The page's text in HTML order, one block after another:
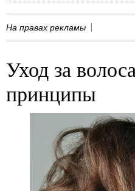
На правах рекламы
Уход за
принципы